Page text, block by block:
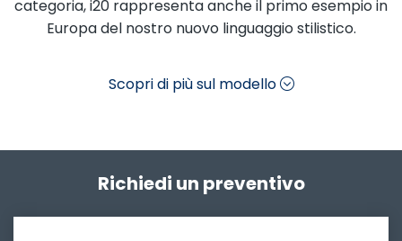
categoria, i20 rappresenta anche il primo esempio in
Europa del nostro nuovo linguaggio stilistico.
Scopri di più sul modello
Richiedi un preventivo